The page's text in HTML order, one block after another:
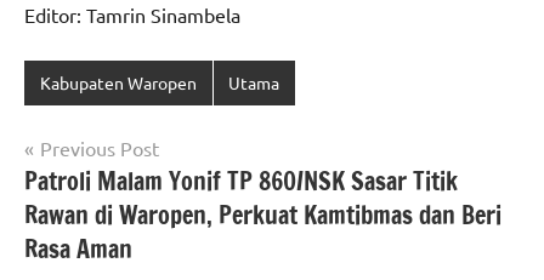
Editor: Tamrin Sinambela
Kabupaten Waropen Utama
Navigasi
pos
Previous Post
Patroli Malam Yonif TP 860/NSK Sasar Titik
Rawan di Waropen, Perkuat Kamtibmas dan Beri
Rasa Aman